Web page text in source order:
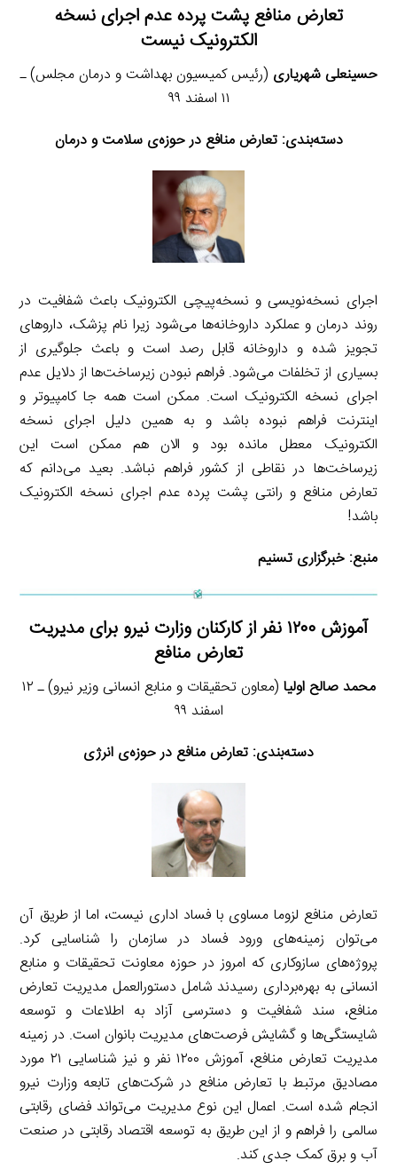
تعارض منافع پشت پرده عدم اجرای نسخه
الکترونیک نیست
حسینعلی شهریاری (رئیس کمیسیون بهداشت و درمان مجلس) ـ
۱۱ اسفند ۹۹
دسته‌بندی: تعارض منافع در حوزه‌ی سلامت و درمان
اجرای نسخه‌نویسی و نسخه‌پیچی الکترونیک باعث شفافیت در
روند درمان و عملکرد داروخانه‌ها می‌شود زیرا نام پزشک، داروهای
تجویز شده و داروخانه قابل رصد است و باعث جلوگیری از
بسیاری از تخلفات می‌شود. فراهم نبودن زیرساخت‌ها از دلایل عدم
اجرای نسخه الکترونیک است. ممکن است همه جا کامپیوتر و
اینترنت فراهم نبوده باشد و به همین دلیل اجرای نسخه
الکترونیک معطل مانده بود و الان هم ممکن است این
زیرساخت‌ها در نقاطی از کشور فراهم نباشد. بعید می‌دانم که
تعارض منافع و رانتی پشت پرده عدم اجرای نسخه الکترونیک
باشد!
منبع: خبرگزاری تسنیم
آموزش ۱۲۰۰ نفر از کارکنان وزارت نیرو برای مدیریت
تعارض منافع
محمد صالح اولیا
(معاون تحقیقات و منابع انسانی وزیر نیرو) ـ ۱۲
اسفند ۹۹
دسته‌بندی: تعارض منافع در حوزه‌ی انرژی
تعارض منافع لزوما مساوی با فساد اداری نیست، اما از طریق آن
می‌توان زمینه‌های ورود فساد در سازمان را شناسایی کرد.
پروژه‌های سازوکاری که امروز در حوزه معاونت تحقیقات و منابع
انسانی به بهره‌برداری رسیدند شامل دستورالعمل مدیریت تعارض
منافع، سند شفافیت و دسترسی آزاد به اطلاعات و توسعه
شایستگی‌ها و گشایش فرصت‌های مدیریت بانوان است. در زمینه
مدیریت تعارض منافع، آموزش ۱۲۰۰ نفر و نیز شناسایی ۲۱ مورد
مصادیق مرتبط با تعارض منافع در شرکت‌های تابعه وزارت نیرو
انجام شده است. اعمال این نوع مدیریت می‌تواند فضای رقابتی
سالمی را فراهم و از این طریق به توسعه اقتصاد رقابتی در صنعت
آب و برق کمک جدی کند.